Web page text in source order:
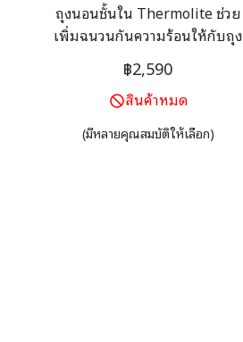
ถุงนอนชั้นใน Thermolite ช่วย
เพิ่มฉนวนกันความร้อนให้กับถุง
นอนของคุณ รุ่น Performer น้ำ
หนัก 280 กรัม แต่สามารถเพิ่ม
อุณหภูมิให้ถุงนอนของคุณได้ถึง
7°C
฿2,590
สินค้าหมด
(มีหลายคุณสมบัติให้เลือก)